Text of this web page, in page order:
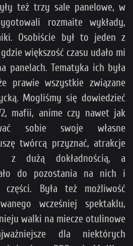
też trzy sale panelowe, w
rozmaite wykłady,
Osobiście był to jeden z
większość czasu udało mi
panelach. Tematyka ich była
prawie wszystkie związane
Mogliśmy się dowiedzieć
mafii, anime czy nawet jak
sobie swoje własne
twórcą przyznać, atrakcje
z dużą dokładnością, a
do pozostania na nich i
części. Była też możliwość
wcześniej spektaklu,
walki na miecze otulinowe
dla niektórych